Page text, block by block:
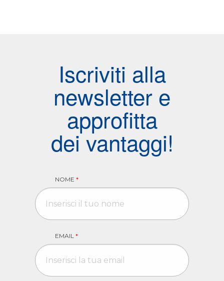
Iscriviti alla
newsletter e
approfitta
dei vantaggi!
NOME *
EMAIL *